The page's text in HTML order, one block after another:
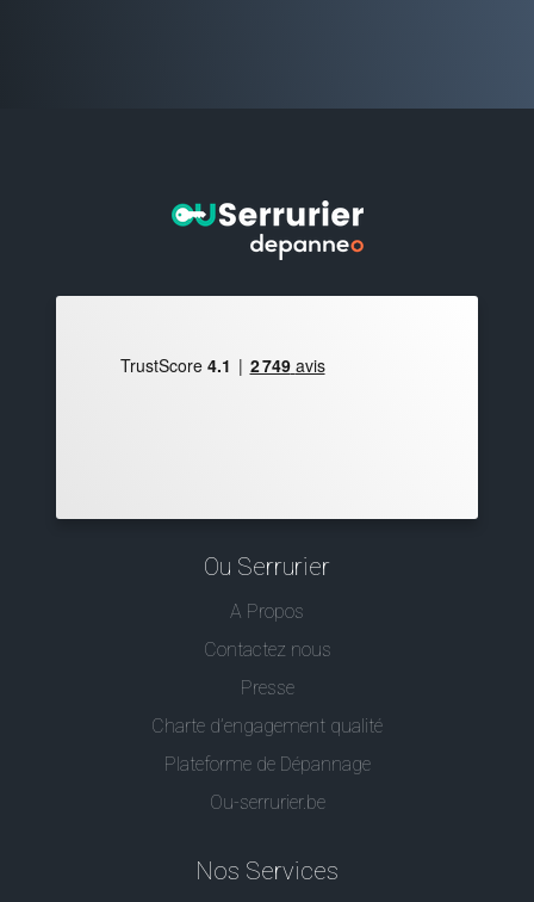
Ou Serrurier
A Propos
Contactez nous
Presse
Charte d’engagement qualité
Plateforme de Dépannage
Ou-serrurier.be
Nos Services